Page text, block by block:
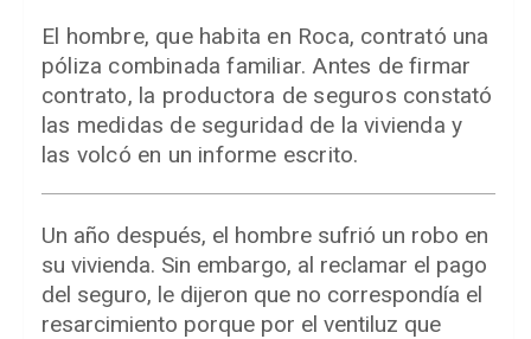
El hombre, que habita en Roca, contrató una
póliza combinada familiar. Antes de firmar
contrato, la productora de seguros constató
las medidas de seguridad de la vivienda y
las volcó en un informe escrito.
Un año después, el hombre sufrió un robo en
su vivienda. Sin embargo, al reclamar el pago
del seguro, le dijeron que no correspondía el
resarcimiento porque por el ventiluz que